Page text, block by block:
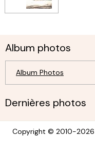
Album photos
Album Photos
Dernières photos
Copyright © 2010-